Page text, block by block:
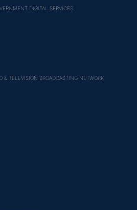
DIGITAL SERVICES
& TELEVISION BROADCASTING NETWORK